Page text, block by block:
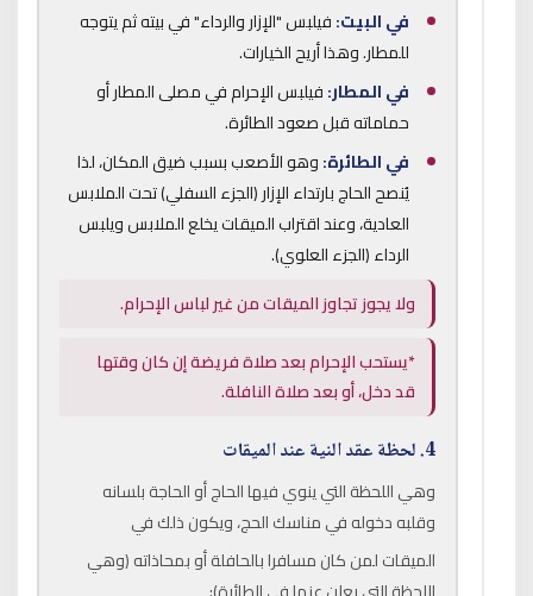
في البيت:فيلبس "الإزار والرداء" في بيته ثم يتوجه
للمطار. وهذا أريح الخيارات.
في المطار:فيلبس الإحرام في مصلى المطار أو
حماماته قبل صعود الطائرة.
في الطائرة:وهو الأصعب بسبب ضيق المكان، لذا
يُنصح الحاج بارتداء الإزار (الجزء السفلي) تحت الملابس
العادية، وعند اقتراب الميقات يخلع الملابس ويلبس
الرداء (الجزء العلوي).
ولا يجوز تجاوز الميقات من غير لباس الإحرام.
*يستحب الإحرام بعد صلاة فريضة إن كان وقتها
قد دخل، أو بعد صلاة النافلة.
4. لحظة عقد النية عند الميقات
وهي اللحظة التي ينوي فيها الحاج أو الحاجة بلسانه
وقلبه دخوله في مناسك الحج، ويكون ذلك في
الميقات لمن كان مسافرا بالحافلة أو بمحاذاته (وهي